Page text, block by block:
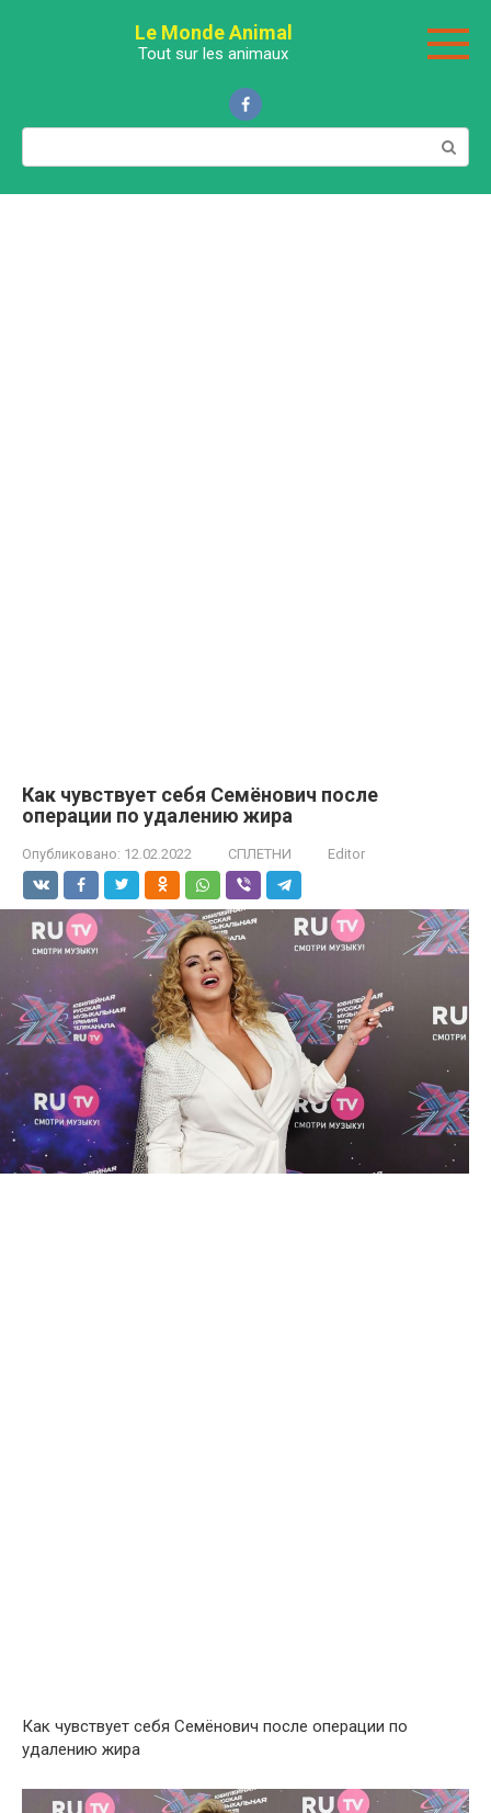
Le Monde Animal
Tout sur les animaux
Поиск:
Как чувствует себя Семёнович после
операции по удалению жира
Опубликовано: 12.02.2022 СПЛЕТНИ Editor
Как чувствует себя Семёнович после операции по
удалению жира